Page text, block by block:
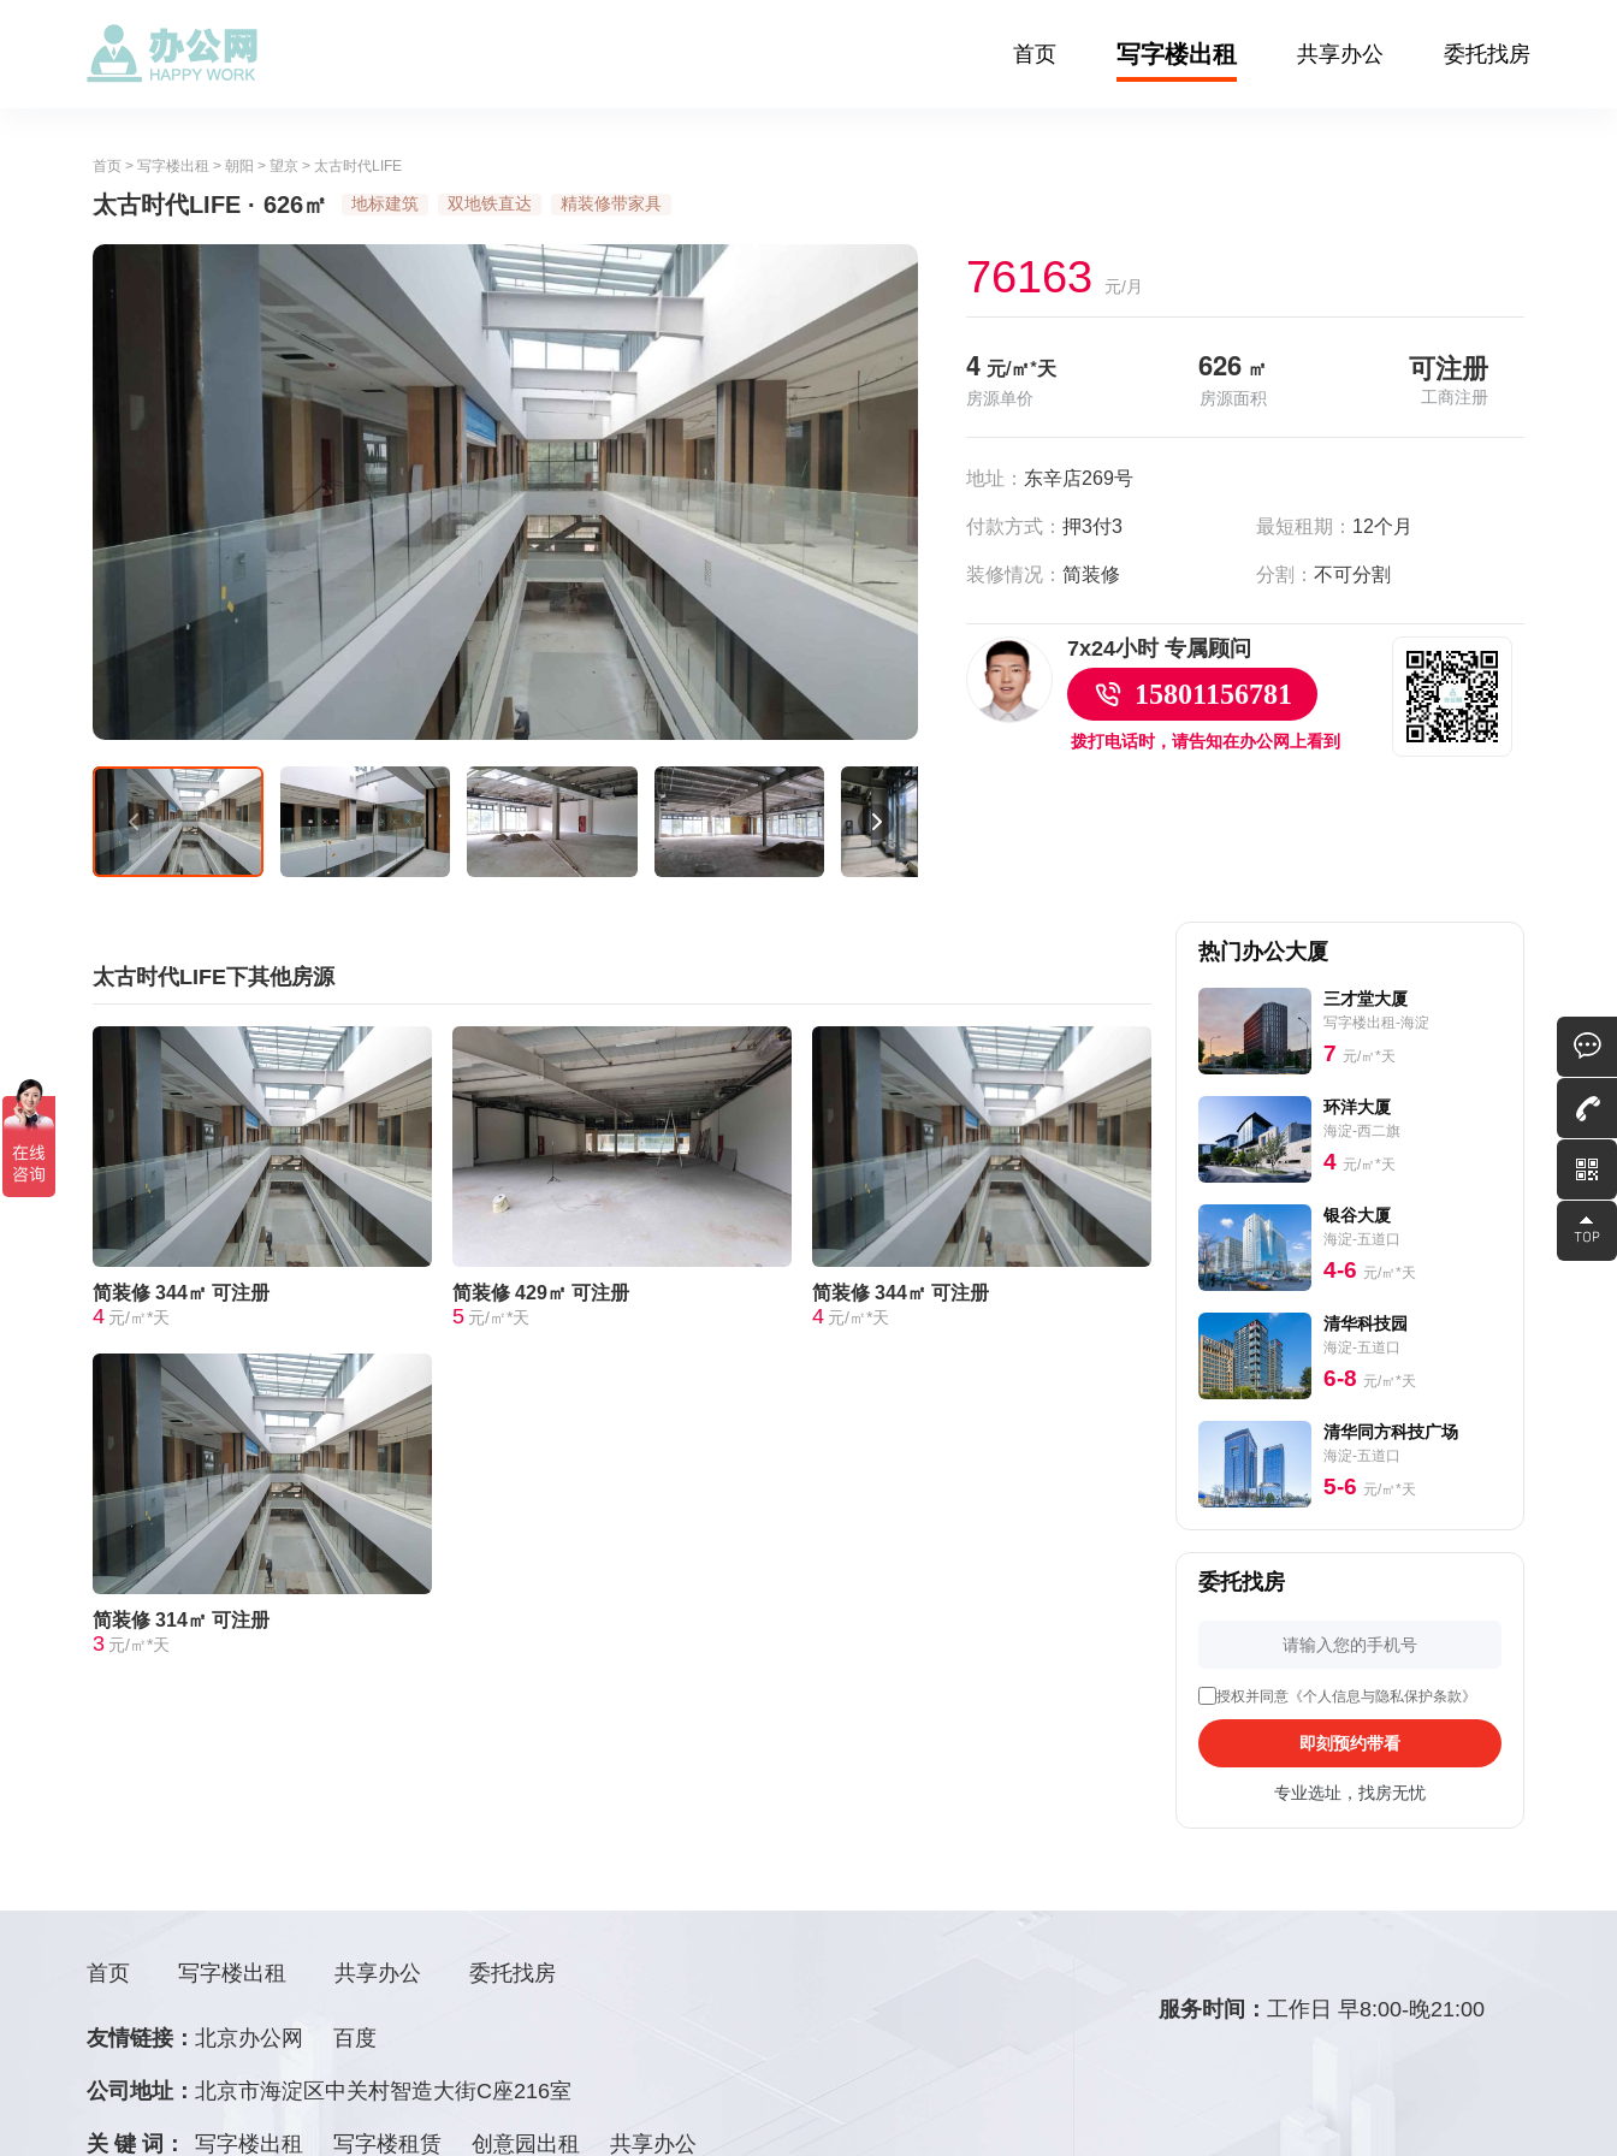
首页 写字楼出租 共享办公 委托找房
首页 > 写字楼出租 > 朝阳 > 望京 > 太古时代LIFE
太古时代LIFE · 626㎡ 地标建筑 双地铁直达 精装修带家具
76163 元/月
4 元/㎡*天
房源单价
626 ㎡
房源面积
可注册
工商注册
地址： 东辛店269号
付款方式： 押3付3 最短租期： 12个月
装修情况： 简装修 分割：不可分割
7x24小时 专属顾问
15801156781
拨打电话时，请告知在办公网上看到
太古时代LIFE下其他房源
简装修 344㎡ 可注册
4 元/㎡*天
简装修 429㎡ 可注册
5 元/㎡*天
简装修 344㎡ 可注册
4 元/㎡*天
简装修 314㎡ 可注册
3 元/㎡*天
热门办公大厦
三才堂大厦
写字楼出租-海淀
7 元/㎡*天
环洋大厦
海淀-西二旗
4 元/㎡*天
银谷大厦
海淀-五道口
4-6 元/㎡*天
清华科技园
海淀-五道口
6-8 元/㎡*天
清华同方科技广场
海淀-五道口
5-6 元/㎡*天
委托找房
授权并同意《个人信息与隐私保护条款》
即刻预约带看
专业选址，找房无忧
首页 写字楼出租 共享办公 委托找房
友情链接： 北京办公网 百度
公司地址： 北京市海淀区中关村智造大街C座216室
关 键 词： 写字楼出租 写字楼租赁 创意园出租 共享办公
服务时间：工作日 早8:00-晚21:00